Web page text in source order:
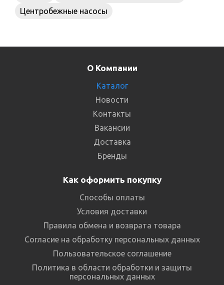
Центробежные насосы
О Компании
Каталог
Новости
Контакты
Вакансии
Доставка
Бренды
Как оформить покупку
Способы оплаты
Условия доставки
Правила обмена и возврата товара
Согласие на обработку персональных данных
Пользовательское соглашение
Политика в области обработки и защиты
персональных данных